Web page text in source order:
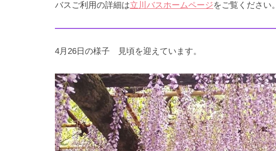
バスご利用の詳細は立川バスホームページをご覧ください。
4月26日の様子 見頃を迎えています。